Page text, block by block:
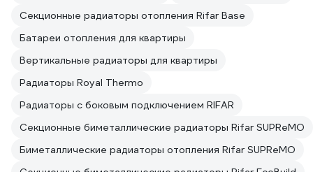
Секционные радиаторы отопления Rifar Base
Батареи отопления для квартиры
Вертикальные радиаторы для квартиры
Радиаторы Royal Thermo
Радиаторы с боковым подключением RIFAR
Секционные биметаллические радиаторы Rifar SUPReMO
Биметаллические радиаторы отопления Rifar SUPReMO